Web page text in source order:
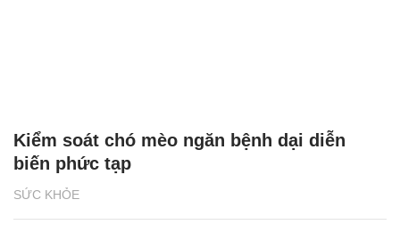
SỨC KHỎE
Kiểm soát chó mèo ngăn bệnh dại diễn
biến phức tạp